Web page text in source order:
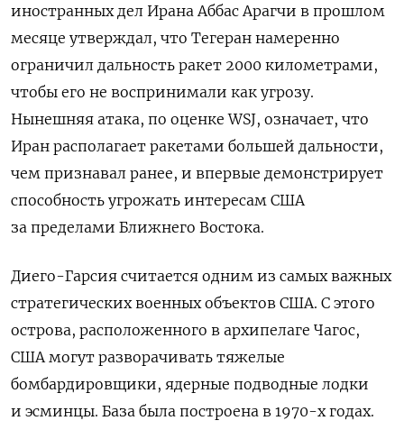
иностранных дел Ирана Аббас Арагчи в прошлом
месяце утверждал, что Тегеран намеренно
ограничил дальность ракет 2000 километрами,
чтобы его не воспринимали как угрозу.
Нынешняя атака, по оценке WSJ, означает, что
Иран располагает ракетами большей дальности,
чем признавал ранее, и впервые демонстрирует
способность угрожать интересам США
за пределами Ближнего Востока.
Диего-Гарсия считается одним из самых важных
стратегических военных объектов США. С этого
острова, расположенного в архипелаге Чагос,
США могут разворачивать тяжелые
бомбардировщики, ядерные подводные лодки
и эсминцы. База была построена в 1970-х годах.